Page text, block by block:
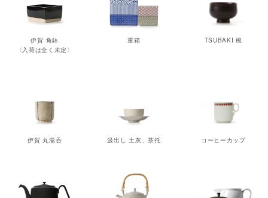
伊賀 角鉢
〈入荷は全く未定〉
重箱 TSUBAKI 椀
伊賀 丸湯呑 汲出し 土灰、茶托 コーヒーカップ